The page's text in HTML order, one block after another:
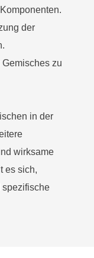
der
zu
in der
wirksame
es sich,
spezifische